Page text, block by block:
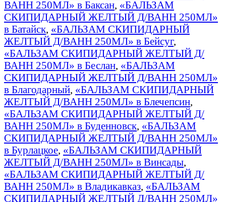
ВАНН 250МЛ» в Баксан, «БАЛЬЗАМ
СКИПИДАРНЫЙ ЖЕЛТЫЙ Д/ВАНН 250МЛ»
в Батайск, «БАЛЬЗАМ СКИПИДАРНЫЙ
ЖЕЛТЫЙ Д/ВАНН 250МЛ» в Бейсуг,
«БАЛЬЗАМ СКИПИДАРНЫЙ ЖЕЛТЫЙ Д/
ВАНН 250МЛ» в Беслан, «БАЛЬЗАМ
СКИПИДАРНЫЙ ЖЕЛТЫЙ Д/ВАНН 250МЛ»
в Благодарный, «БАЛЬЗАМ СКИПИДАРНЫЙ
ЖЕЛТЫЙ Д/ВАНН 250МЛ» в Блечепсин,
«БАЛЬЗАМ СКИПИДАРНЫЙ ЖЕЛТЫЙ Д/
ВАНН 250МЛ» в Буденновск, «БАЛЬЗАМ
СКИПИДАРНЫЙ ЖЕЛТЫЙ Д/ВАНН 250МЛ»
в Бурлацкое, «БАЛЬЗАМ СКИПИДАРНЫЙ
ЖЕЛТЫЙ Д/ВАНН 250МЛ» в Винсады,
«БАЛЬЗАМ СКИПИДАРНЫЙ ЖЕЛТЫЙ Д/
ВАНН 250МЛ» в Владикавказ, «БАЛЬЗАМ
СКИПИДАРНЫЙ ЖЕЛТЫЙ Д/ВАНН 250МЛ»